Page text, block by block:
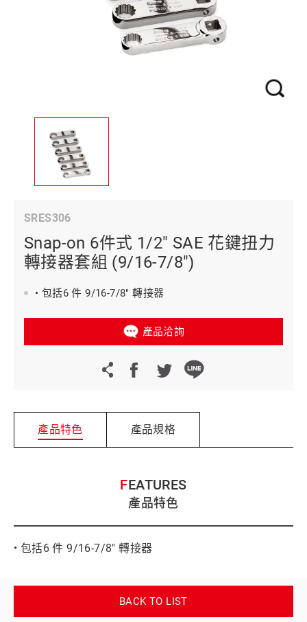
SRES306
Snap-on 6件式 1/2" SAE 花鍵扭力
轉接器套組 (9/16-7/8")
• 包括6 件 9/16-7/8" 轉接器
產品洽詢
產品特色 產品規格
FEATURES
產品特色
• 包括6 件 9/16-7/8" 轉接器
BACK TO LIST